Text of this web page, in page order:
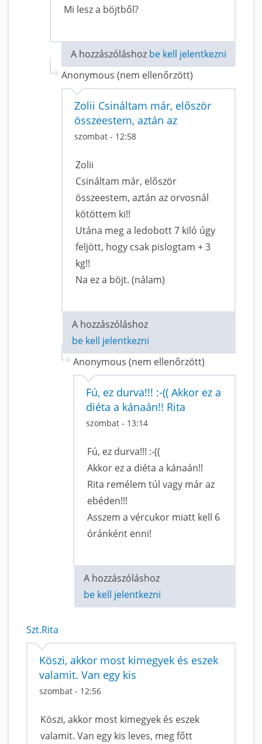
Mi lesz a böjtből?
A hozzászóláshoz be kell jelentkezni
Anonymous (nem ellenőrzött)
Zolii Csináltam már, először
összeestem, aztán az
szombat - 12:58
Zolii
Csináltam már, először
összeestem, aztán az orvosnál
kötöttem ki!!
Utána meg a ledobott 7 kiló úgy
feljött, hogy csak pislogtam + 3
kg!!
Na ez a böjt. (nálam)
A hozzászóláshoz
be kell jelentkezni
Anonymous (nem ellenőrzött)
Fú, ez durva!!! :-(( Akkor ez a
diéta a kánaán!! Rita
szombat - 13:14
Fú, ez durva!!! :-((
Akkor ez a diéta a kánaán!!
Rita remélem túl vagy már az
ebéden!!!
Asszem a vércukor miatt kell 6
óránként enni!
A hozzászóláshoz
be kell jelentkezni
Szt.Rita
Köszi, akkor most kimegyek és eszek
valamit. Van egy kis
szombat - 12:56
Köszi, akkor most kimegyek és eszek
valamit. Van egy kis leves, meg főtt